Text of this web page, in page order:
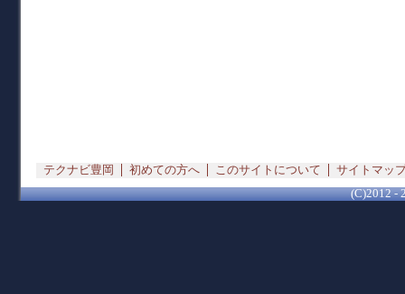
テクナビ豊岡 初めての方へ このサイトについて
サイトマッ
(C)2012 -